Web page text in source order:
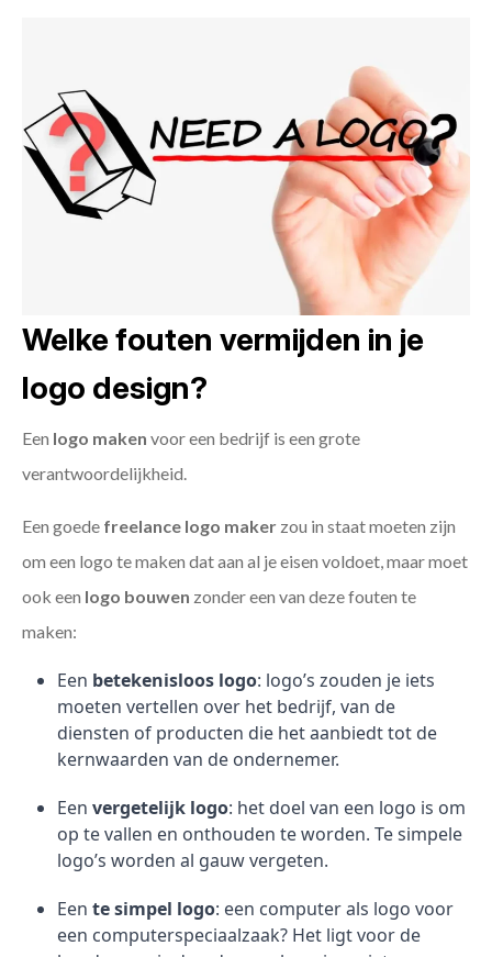
Welke fouten vermijden in je
logo design?
Een logo maken voor een bedrijf is een grote
verantwoordelijkheid.
Een goede freelance logo maker zou in staat moeten zijn
om een logo te maken dat aan al je eisen voldoet, maar moet
ook een logo bouwen zonder een van deze fouten te
maken:
Een betekenisloos logo: logo’s zouden je iets
moeten vertellen over het bedrijf, van de
diensten of producten die het aanbiedt tot de
kernwaarden van de ondernemer.
Een vergetelijk logo: het doel van een logo is om
op te vallen en onthouden te worden. Te simpele
logo’s worden al gauw vergeten.
Een te simpel logo: een computer als logo voor
een computerspeciaalzaak? Het ligt voor de